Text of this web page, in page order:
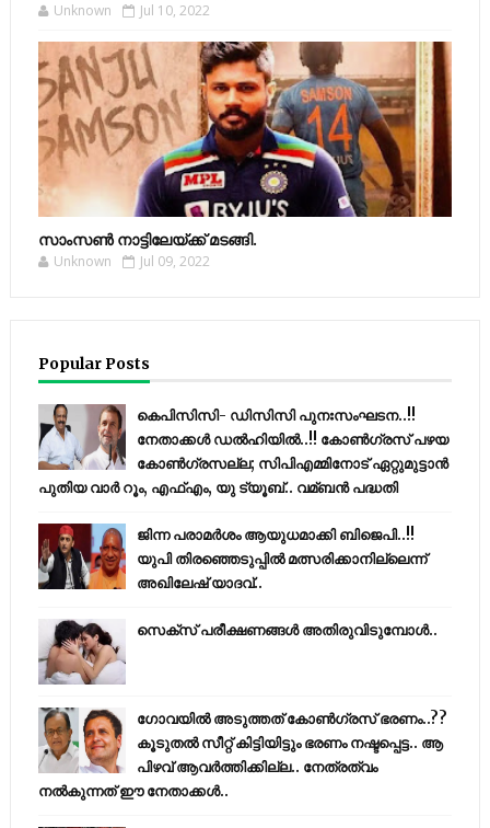
Unknown Jul 10, 2022
സാംസണ്‍ നാട്ടിലേയ്‌ക്ക് മടങ്ങി.
Unknown Jul 09, 2022
Popular Posts
കെപിസിസി- ഡിസിസി പുനഃസംഘടന..!!
നേതാക്കൾ ഡൽഹിയിൽ..!! കോണ്‍ഗ്രസ് പഴയ
കോണ്‍ഗ്രസല്ല; സിപിഎമ്മിനോട് ഏറ്റുമുട്ടാന്‍
പുതിയ വാര്‍ റൂം, എഫ്‌എം, യു ട്യൂബ്.. വമ്ബന്‍ പദ്ധതി
ജിന്ന പരാമര്‍ശം ആയുധമാക്കി ബിജെപി..!!
യുപി തിരഞ്ഞെടുപ്പില്‍ മത്സരിക്കാനില്ലെന്ന്
അഖിലേഷ് യാദവ്..
സെക്സ് പരീക്ഷണങ്ങൾ അതിരുവിടുമ്പോൾ..
ഗോവയിൽ അടുത്തത് കോൺഗ്രസ് ഭരണം..??
കൂടുതൽ സീറ്റ് കിട്ടിയിട്ടും ഭരണം നഷ്ടപ്പെട്ട.. ആ
പിഴവ് ആവർത്തിക്കില്ല.. നേത്രത്വം
നൽകുന്നത് ഈ നേതാക്കൾ..